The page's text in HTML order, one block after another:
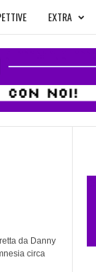
EXTRA
da Danny
circa